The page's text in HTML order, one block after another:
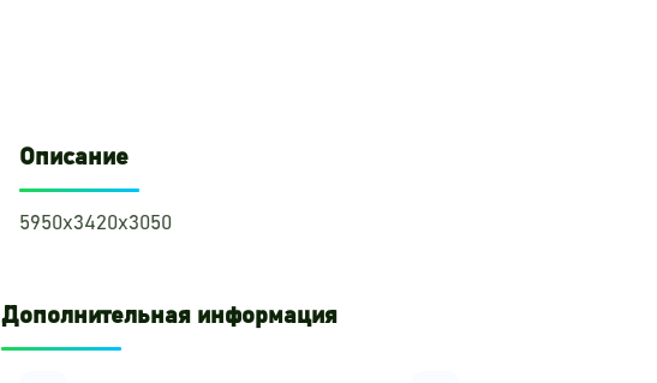
Описание
5950х3420х3050
Дополнительная информация